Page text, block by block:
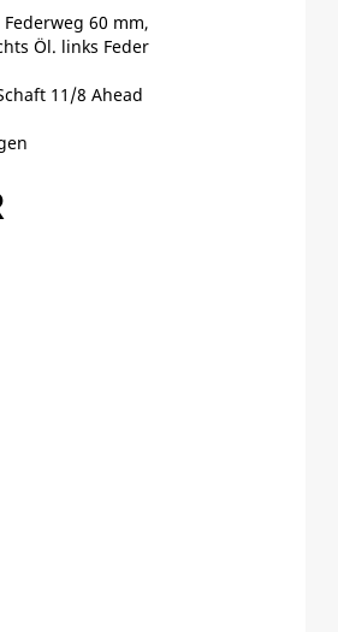
60 mm,
Öl. links Feder
11/8 Ahead